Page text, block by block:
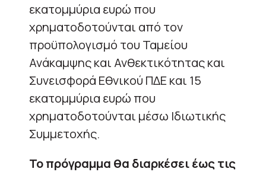
εκατομμύρια ευρώ που
χρηματοδοτούνται από τον
προϋπολογισμό του Ταμείου
Ανάκαμψης και Ανθεκτικότητας και
Συνεισφορά Εθνικού ΠΔΕ και 15
εκατομμύρια ευρώ που
χρηματοδοτούνται μέσω Ιδιωτικής
Συμμετοχής.
Το πρόγραμμα θα διαρκέσει έως τις